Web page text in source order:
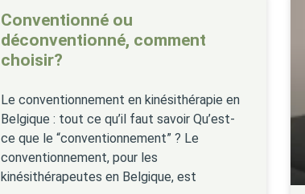
Conventionné ou
déconventionné, comment
choisir?
Le conventionnement en kinésithérapie en
Belgique : tout ce qu’il faut savoir Qu’est-
ce que le “conventionnement” ? Le
conventionnement, pour les
kinésithérapeutes en Belgique, est